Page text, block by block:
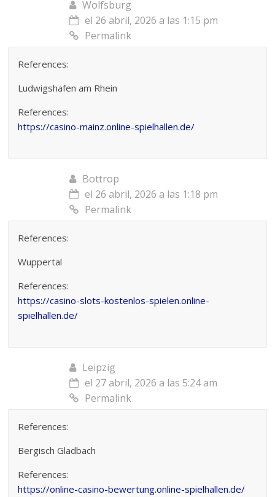
Wolfsburg
el 26 abril, 2026 a las 1:15 pm
Permalink
References:
Ludwigshafen am Rhein
References:
https://casino-mainz.online-spielhallen.de/
Bottrop
el 26 abril, 2026 a las 1:18 pm
Permalink
References:
Wuppertal
References:
https://casino-slots-kostenlos-spielen.online-
spielhallen.de/
Leipzig
el 27 abril, 2026 a las 5:24 am
Permalink
References:
Bergisch Gladbach
References:
https://online-casino-bewertung.online-spielhallen.de/